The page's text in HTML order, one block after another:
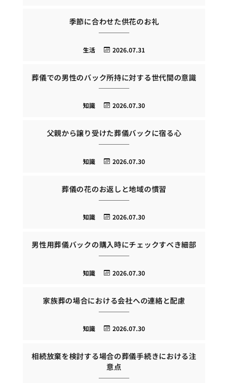
季節に合わせた供花のお礼
2026.07.31
生活
葬儀での男性のバック所持に対する世代間の意識
2026.07.30
知識
父親から譲り受けた葬儀バックに宿る心
2026.07.30
知識
葬儀の花のお返しと地域の慣習
2026.07.30
知識
男性用葬儀バックの購入時にチェックすべき細部
2026.07.30
知識
家族葬の場合における会社への連絡と配慮
2026.07.30
知識
相続放棄を検討する場合の葬儀手続きにおける注
意点